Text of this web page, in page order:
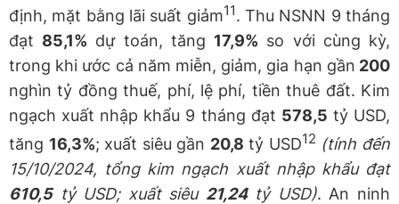
định, mặt bằng lãi suất giảm11. Thu NSNN 9 tháng
đạt 85,1% dự toán, tăng 17,9% so với cùng kỳ,
trong khi ước cả năm miễn, giảm, gia hạn gần 200
nghìn tỷ đồng thuế, phí, lệ phí, tiền thuê đất. Kim
ngạch xuất nhập khẩu 9 tháng đạt 578,5 tỷ USD,
tăng 16,3%; xuất siêu gần 20,8 tỷ USD12 (tính đến
15/10/2024, tổng kim ngạch xuất nhập khẩu đạt
610,5 tỷ USD; xuất siêu 21,24tỷ USD). An ninh